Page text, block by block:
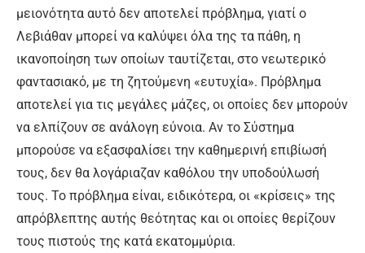
μειονότητα αυτό δεν αποτελεί πρόβλημα, γιατί ο
Λεβιάθαν μπορεί να καλύψει όλα της τα πάθη, η
ικανοποίηση των οποίων ταυτίζεται, στο νεωτερικό
φαντασιακό, με τη ζητούμενη «ευτυχία». Πρόβλημα
αποτελεί για τις μεγάλες μάζες, οι οποίες δεν μπορούν
να ελπίζουν σε ανάλογη εύνοια. Αν το Σύστημα
μπορούσε να εξασφαλίσει την καθημερινή επιβίωσή
τους, δεν θα λογάριαζαν καθόλου την υποδούλωσή
τους. Το πρόβλημα είναι, ειδικότερα, οι «κρίσεις» της
απρόβλεπτης αυτής θεότητας και οι οποίες θερίζουν
τους πιστούς της κατά εκατομμύρια.